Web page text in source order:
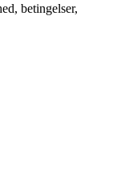
betingelser,